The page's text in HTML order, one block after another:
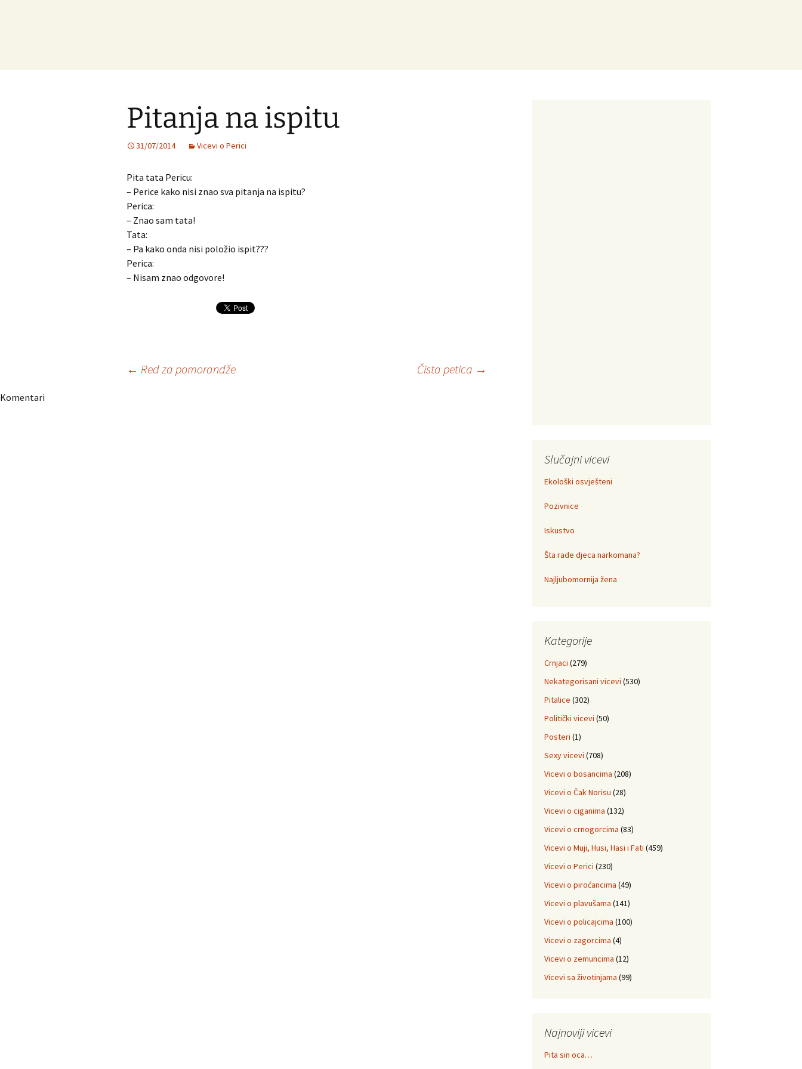
Pitanja na ispitu
31/07/2014 Vicevi o Perici
Pita tata Pericu:
– Perice kako nisi znao sva pitanja na ispitu?
Perica:
– Znao sam tata!
Tata:
– Pa kako onda nisi položio ispit???
Perica:
– Nisam znao odgovore!
Navigacija
← Red za pomorandže Čista petica →
Komentari
Slučajni vicevi
Ekološki osvješteni
Pozivnice
Iskustvo
Šta rade djeca narkomana?
Najljubomornija žena
Kategorije
Crnjaci (279)
Nekategorisani vicevi (530)
Pitalice (302)
Politički vicevi (50)
Posteri (1)
Sexy vicevi (708)
Vicevi o bosancima (208)
Vicevi o Čak Norisu (28)
Vicevi o ciganima (132)
Vicevi o crnogorcima (83)
Vicevi o Muji, Husi, Hasi i Fati (459)
Vicevi o Perici (230)
Vicevi o piroćancima (49)
Vicevi o plavušama (141)
Vicevi o policajcima (100)
Vicevi o zagorcima (4)
Vicevi o zemuncima (12)
Vicevi sa životinjama (99)
Najnoviji vicevi
Pita sin oca…